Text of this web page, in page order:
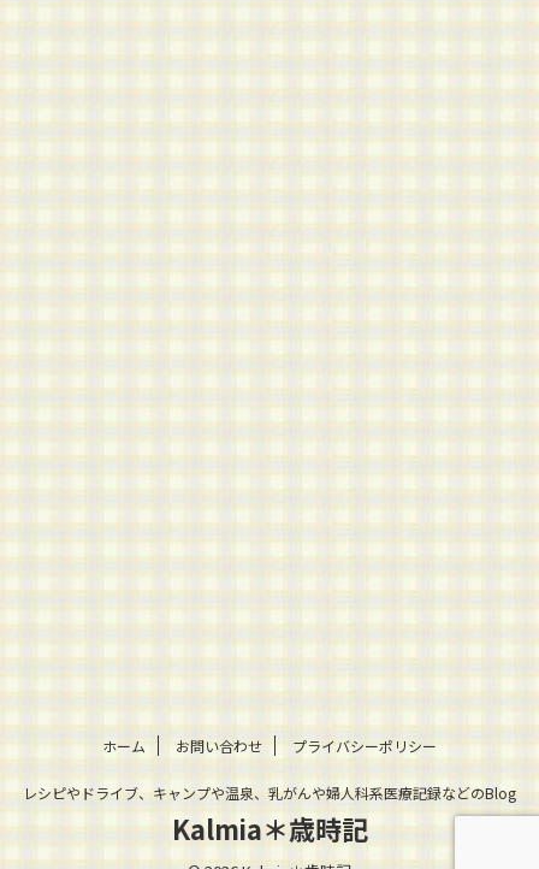
ホーム お問い合わせ プライバシーポリシー
レシピやドライブ、キャンプや温泉、乳がんや婦人科系医療記録などのBlog
Kalmia＊歳時記